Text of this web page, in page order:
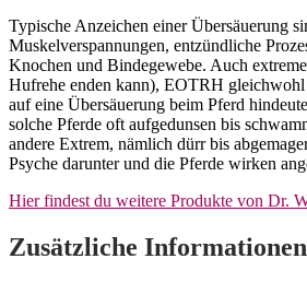
Typische Anzeichen einer Übersäuerung
Muskelverspannungen, entzündliche
Knochen und Bindegewebe. Auch
Hufrehe enden kann), EOTRH
auf eine Übersäuerung beim Pferd
solche Pferde oft aufgedunsen bis
andere Extrem, nämlich dürr bis
Psyche darunter und die Pferde wirken
Hier findest du weitere Produkte von Dr.
Zusätzliche Informationen